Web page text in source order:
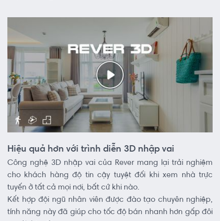
Hiệu quả hơn với trình diễn 3D nhập vai
Công nghệ 3D nhập vai của Rever mang lại trải nghiệm
cho khách hàng độ tin cậy tuyệt đối khi xem nhà trực
tuyến ở tất cả mọi nơi, bất cứ khi nào.
Kết hợp đội ngũ nhân viên được đào tạo chuyên nghiệp,
tính năng này đã giúp cho tốc độ bán nhanh hơn gấp đôi